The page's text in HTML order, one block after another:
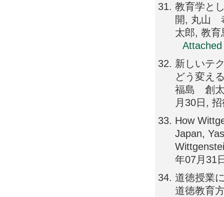
教育学と
開, 丸山
太郎, 教
新しいテ
どう変え
福島 創太
月30日,
How
Japan,
年07月31
道徳授業
道徳教育